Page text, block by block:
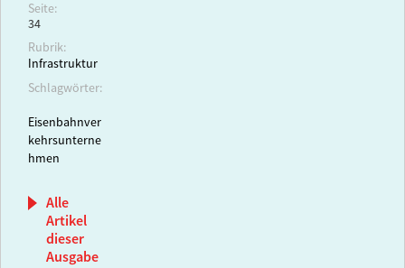
Seite:
34
Rubrik:
Infrastruktur
Schlagwörter:
Eisenbahnver
kehrsunterne
hmen
Alle
Artikel
dieser
Ausgabe